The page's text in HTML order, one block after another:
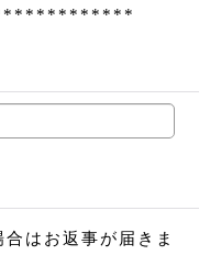
はお返事が届きま